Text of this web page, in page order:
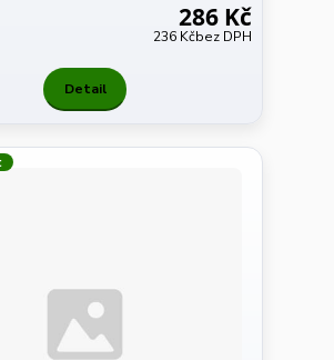
286 Kč
236 Kčbez DPH
Detail